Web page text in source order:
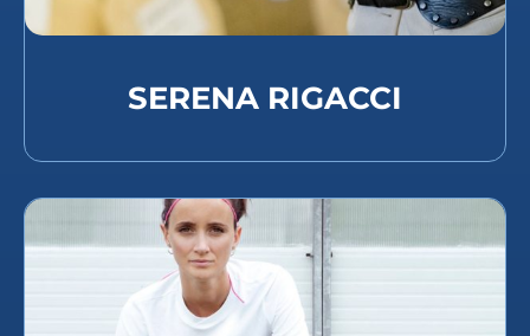
SERENA RIGACCI